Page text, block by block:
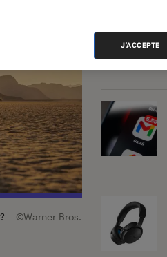
©Warner Bros.
J'ACCEPTE